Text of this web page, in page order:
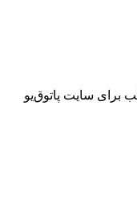
برای سایت پاتوق‌یو